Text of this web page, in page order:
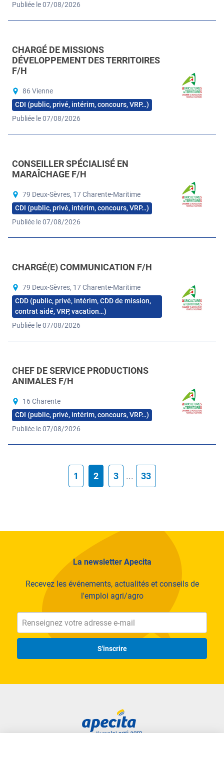
Publiée le 07/08/2026
CHARGÉ DE MISSIONS
DÉVELOPPEMENT DES TERRITOIRES
F/H
86 Vienne
CDI (public, privé, intérim, concours, VRP…)
Publiée le 07/08/2026
CONSEILLER SPÉCIALISÉ EN
MARAÎCHAGE F/H
79 Deux-Sèvres, 17 Charente-Maritime
CDI (public, privé, intérim, concours, VRP…)
Publiée le 07/08/2026
CHARGÉ(E) COMMUNICATION F/H
79 Deux-Sèvres, 17 Charente-Maritime
CDD (public, privé, intérim, CDD de mission,
contrat aidé, VRP, vacation…)
Publiée le 07/08/2026
CHEF DE SERVICE PRODUCTIONS
ANIMALES F/H
16 Charente
CDI (public, privé, intérim, concours, VRP…)
Publiée le 07/08/2026
1 2 3 ... 33
La newsletter Apecita
Recevez les événements, actualités et conseils de
l'emploi agri/agro
S'inscrire